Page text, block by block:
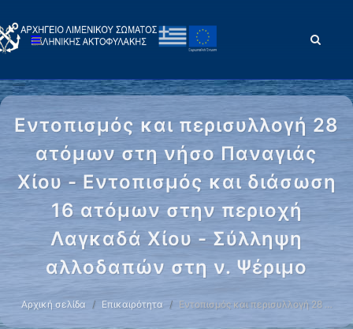
Εντοπισμός και περισυλλογή 28
ατόμων στη νήσο Παναγιάς
Χίου - Εντοπισμός και διάσωση
16 ατόμων στην περιοχή
Λαγκαδά Χίου - Σύλληψη
αλλοδαπών στη ν. Ψέριμο
Αρχική σελίδα Επικαιρότητα Εντοπισμός και περισυλλογή 28 …